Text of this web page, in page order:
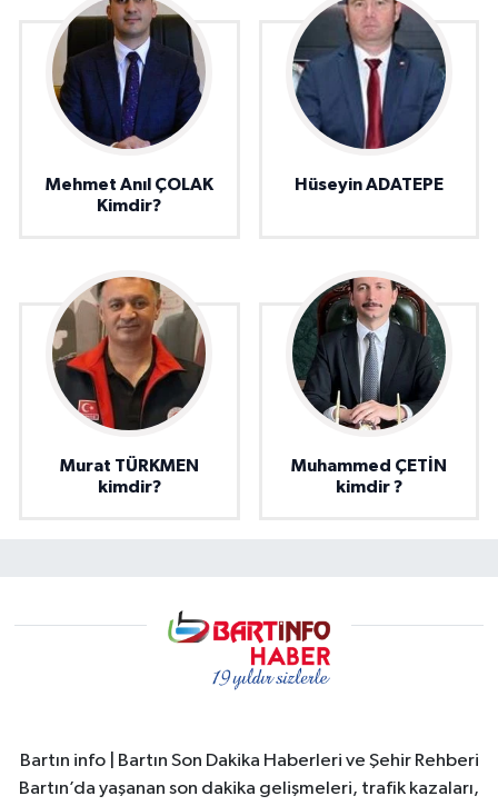
Mehmet Anıl ÇOLAK
Kimdir?
Hüseyin ADATEPE
Murat TÜRKMEN
kimdir?
Muhammed ÇETİN
kimdir ?
Bartın info | Bartın Son Dakika Haberleri ve Şehir Rehberi
Bartın’da yaşanan son dakika gelişmeleri, trafik kazaları,